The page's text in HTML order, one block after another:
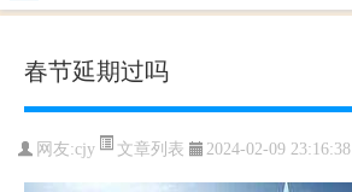
春节延期过吗
网友:cjy 文章列表 2024-02-09 23:16:38